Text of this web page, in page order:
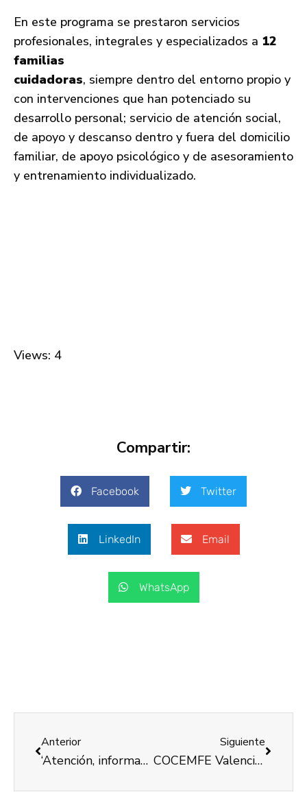
En este programa se prestaron servicios
profesionales, integrales y especializados a 12
familias
cuidadoras, siempre dentro del entorno propio y
con intervenciones que han potenciado su
desarrollo personal; servicio de atención social,
de apoyo y descanso dentro y fuera del domicilio
familiar, de apoyo psicológico y de asesoramiento
y entrenamiento individualizado.
Views: 4
Compartir:
Facebook Twitter
LinkedIn Email
WhatsApp
Anterior
‘Atención, información y asesoramiento social especializado en discapacidad física y orgánica’, un programa de COCEMFE Valencia para el fomento de la autonomía personal
Siguiente
COCEMFE Valencia desarrollará 4 programas de atención socio-sanitaria y de inserción socio- laboral para personas con discapacidad